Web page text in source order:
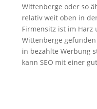
Wittenberge oder so
relativ weit oben in
Firmensitz ist im Harz
Wittenberge
in bezahlte Werbung
kann SEO mit einer